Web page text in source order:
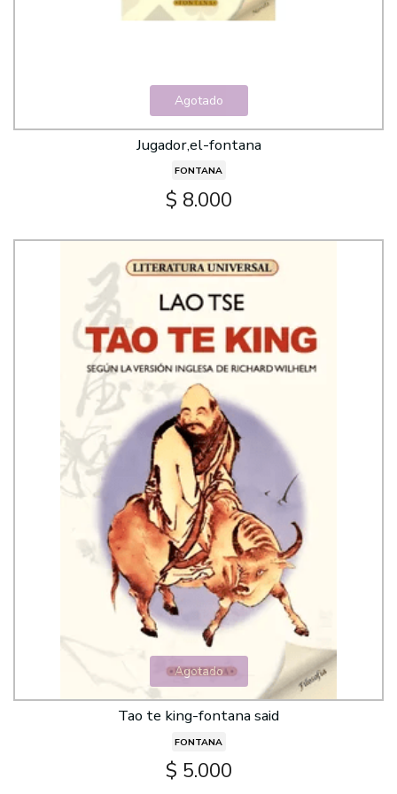
Agotado
Jugador,el-fontana
FONTANA
$ 8.000
Agotado
Tao te king-fontana said
FONTANA
$ 5.000